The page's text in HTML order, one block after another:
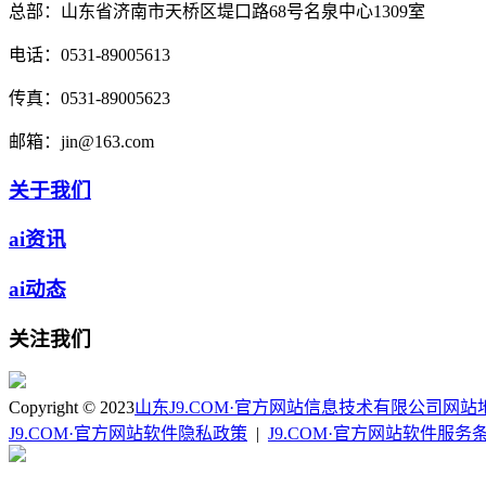
总部： 山东省济南市天桥区堤口路68号名泉中心1309室
电话： 0531-89005613
传真： 0531-89005623
邮箱： jin@163.com
关于我们
ai资讯
ai动态
关注我们
Copyright © 2023山东J9.COM·官方网站信息技术有限公司 网站
J9.COM·官方网站软件隐私政策
J9.COM·官方网站软件服务